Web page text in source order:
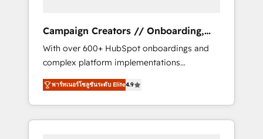
supported over 500 organisations with
HubSpot implementation, optimisation,
training, and adoption assurance. Our tried
and tested Roadmap methodology will
ensure that you receive the best deployment
experience possible. Whether you are new to
HubSpot or seeking to turn around a poor
Campaign Creators // Onboarding,
CRM Migration
With over 600+ HubSpot onboardings and
complex platform implementations
delivered, CC is the go-to Elite Solutions
Partner for businesses ready to migrate,
replatform, and scale smarter. We specialize
in high-impact CRM and CMS migrations and
พาร์ทเนอร์โซลูชันระดับ Elite4.9